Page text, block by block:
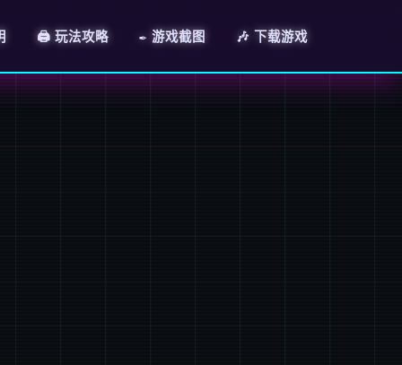
🖨️ 玩法攻略 ✒️ 游戏截图 🎶 下载游戏